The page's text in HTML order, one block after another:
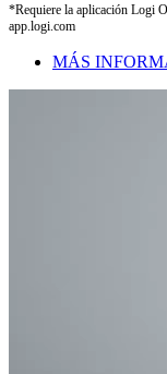
*Requiere la aplicación Logi
app.logi.com
MÁS